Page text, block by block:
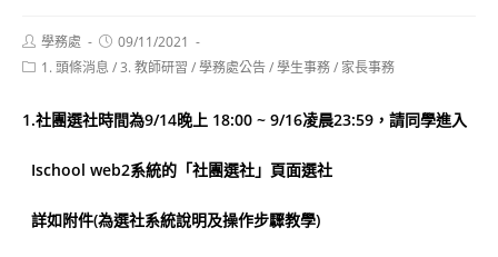
Post
author:
學務處
Post
published:
09/11/2021
Post1. 頭條消息 /3. 教師研習 /學務處公告/學生事務/ 家長事務
1.社團選社時間為9/14晚上 18:00 ~ 9/16凌晨23:59，請同學進入
Ischool web2系統的「社團選社」頁面選社
詳如附件(為選社系統說明及操作步驟教學)